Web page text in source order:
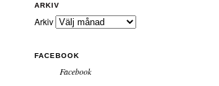
ARKIV
Arkiv
FACEBOOK
Facebook